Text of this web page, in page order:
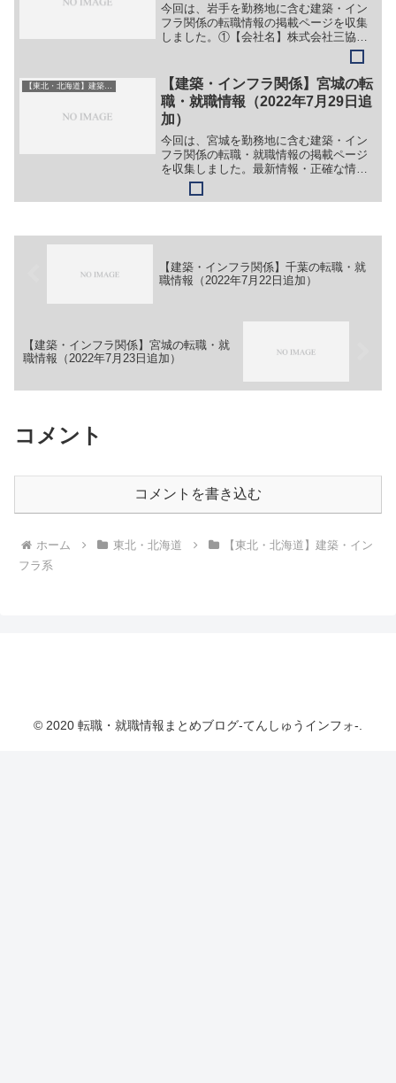
今回は、岩手を勤務地に含む建築・イン
フラ関係の転職情報の掲載ページを収集
しました。①【会社名】株式会社三協技
術【職務】（１）建設コンサルタント技
術者（２）測量技術者（３）建築設計技
術者【勤務地】盛岡等【詳細】転職・就
職情報の詳細はこちら②【...
【建築・インフラ関係】宮城の転
職・就職情報（2022年7月29日追
加）
今回は、宮城を勤務地に含む建築・イン
フラ関係の転職・就職情報の掲載ページ
を収集しました。最新情報・正確な情報
は企業サイトでご確認ください。①【会
社名】株式会社遠藤店【職務】［キャリ
【建築・インフラ関係】千葉の転職・就
職情報（2022年7月22日追加）
【建築・インフラ関係】宮城の転職・就
職情報（2022年7月23日追加）
コメント
コメントを書き込む
ホーム 東北・北海道
【東北・北海道】建築・イン
フラ系
© 2020 転職・就職情報まとめブログ-てんしゅうインフォ-.